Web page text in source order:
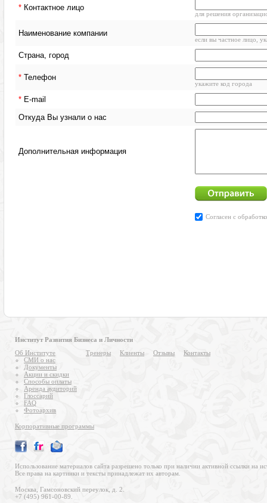
Институт Развития Бизнеса и Личности
Об Институте
СМИ о нас
Документы
Акции и скидки
Способы оплаты
Аренда аудиторий
Глоссарий
FAQ
Фотоархив
Тренеры Клиенты Отзывы Контакты
Корпоративные программы
Использование материалов сайта разрешено только при наличии активной ссылки на
Все права на картинки и тексты принадлежат их авторам.
Москва, Гамсоновский переулок, д. 2.
+7 (495) 961-00-89.